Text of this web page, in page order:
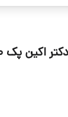
10 عددی اصل